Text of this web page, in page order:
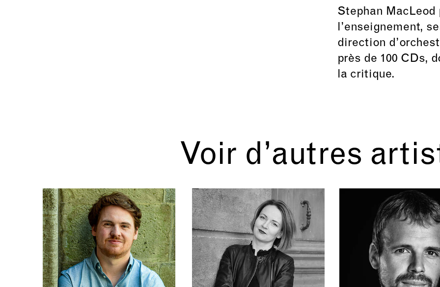
Stephan
l’enseignement,
direction
près de 100 CDs,
la critique.
Voir d’autres